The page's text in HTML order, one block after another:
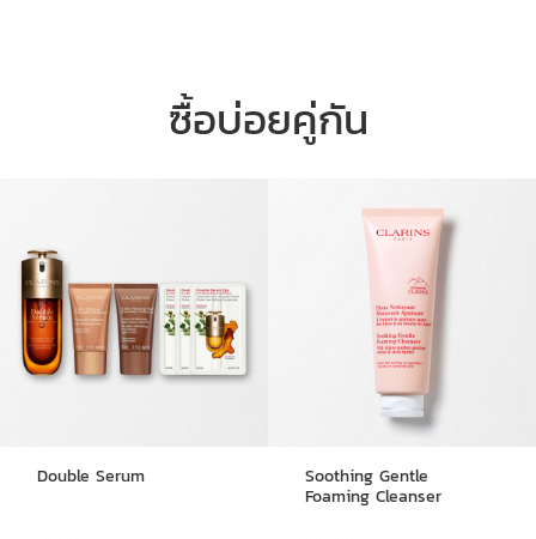
ซื้อบ่อยคู่กัน
Double Serum
Soothing Gentle
Foaming Cleanser